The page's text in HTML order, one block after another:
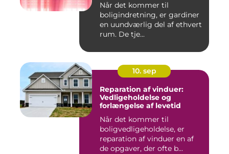
Når det kommer til
boligindretning, er gardiner
en uundværlig del af ethvert
rum. De tje...
10. sep
Reparation af vinduer:
Vedligeholdelse og
forlængelse af levetid
Når det kommer til
boligvedligeholdelse, er
reparation af vinduer en af
de opgaver, der ofte b...